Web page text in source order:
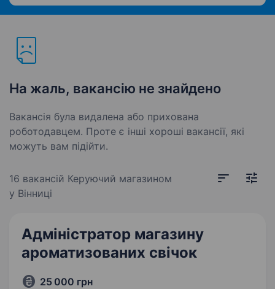
На жаль, вакансію не знайдено
Вакансія була видалена або прихована
роботодавцем. Проте є інші хороші вакансії, які
можуть вам підійти.
16 вакансій Керуючий магазином
у Вінниці
Адміністратор магазину
ароматизованих свічок
25 000 грн